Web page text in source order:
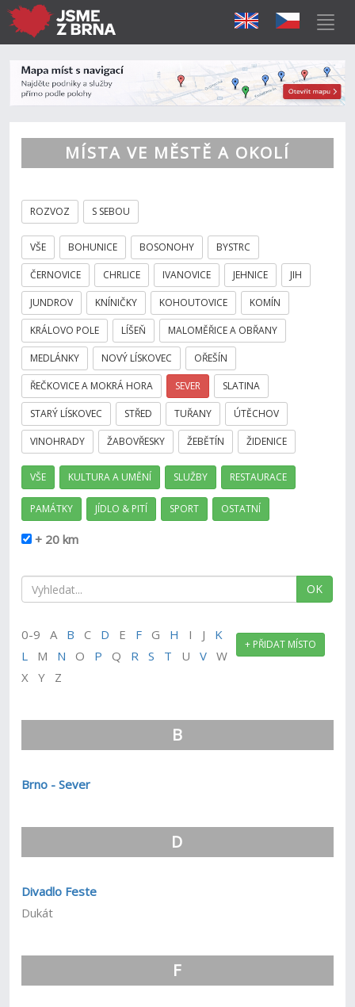
MÍSTA VE MĚSTĚ A OKOLÍ
ROZVOZ S SEBOU
VŠE BOHUNICE BOSONOHY BYSTRC
ČERNOVICE CHRLICE IVANOVICE JEHNICE JIH
JUNDROV KNÍNIČKY KOHOUTOVICE KOMÍN
KRÁLOVO POLE LÍŠEŇ MALOMĚŘICE A OBŘANY
MEDLÁNKY NOVÝ LÍSKOVEC OŘEŠÍN
ŘEČKOVICE A MOKRÁ HORA SEVER SLATINA
STARÝ LÍSKOVEC STŘED TUŘANY ÚTĚCHOV
VINOHRADY ŽABOVŘESKY ŽEBĚTÍN ŽIDENICE
VŠE KULTURA A UMĚNÍ SLUŽBY RESTAURACE
PAMÁTKY JÍDLO & PITÍ SPORT OSTATNÍ
+ 20 km
OK
+ PŘIDAT MÍSTO
0-9 A B C D E F G H I J K
L M N O P Q R S T UV W
X Y Z
B
Brno - Sever
D
Divadlo Feste
Dukát
F